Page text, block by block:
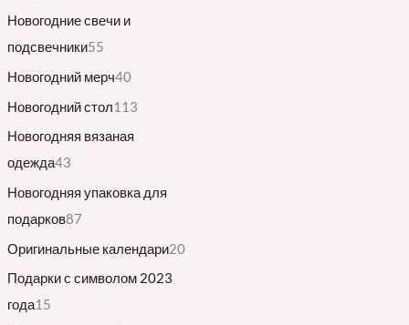
Новогодние свечи и
подсвечники55
Новогодний мерч40
Новогодний стол113
Новогодняя вязаная
одежда43
Новогодняя упаковка для
подарков87
Оригинальные календари20
Подарки с символом 2023
года15